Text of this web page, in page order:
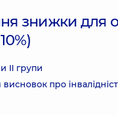
знижки для
II групи
про